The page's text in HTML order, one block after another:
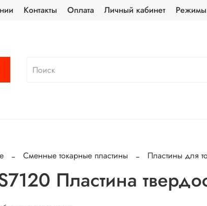
Контакты Оплата Личный кабинет Режимы
Сменные токарные пластины Пластины для
Пластина